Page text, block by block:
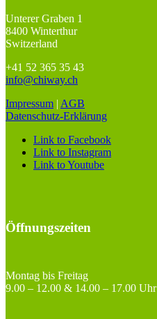
Unterer Graben 1
8400 Winterthur
Switzerland
+41 52 365 35 43
info@chiway.ch
Impressum | AGB
Datenschutz-Erklärung
Link to Facebook
Link to Instagram
Link to Youtube
Öffnungszeiten
Montag bis Freitag
9.00 – 12.00 & 14.00 – 17.00 Uhr